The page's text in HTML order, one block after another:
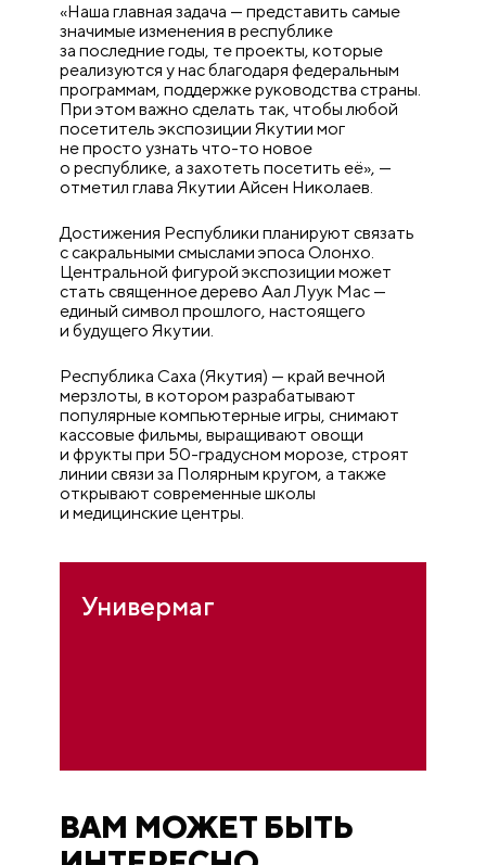
«Наша главная задача — представить самые
значимые изменения в республике
за последние годы, те проекты, которые
реализуются у нас благодаря федеральным
программам, поддержке руководства страны.
При этом важно сделать так, чтобы любой
посетитель экспозиции Якутии мог
не просто узнать что-то новое
о республике, а захотеть посетить её», —
отметил глава Якутии Айсен Николаев.
Достижения Республики планируют связать
с сакральными смыслами эпоса Олонхо.
Центральной фигурой экспозиции может
стать священное дерево Аал Луук Мас —
единый символ прошлого, настоящего
и будущего Якутии.
Республика Саха (Якутия) — край вечной
мерзлоты, в котором разрабатывают
популярные компьютерные игры, снимают
кассовые фильмы, выращивают овощи
и фрукты при 50-градусном морозе, строят
линии связи за Полярным кругом, а также
открывают современные школы
и медицинские центры.
Универмаг
ВАМ МОЖЕТ БЫТЬ